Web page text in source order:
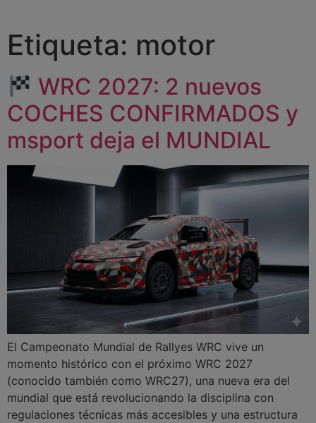
Etiqueta: motor
WRC 2027: 2 nuevos
COCHES CONFIRMADOS y
msport deja el MUNDIAL
El Campeonato Mundial de Rallyes WRC vive un
momento histórico con el próximo WRC 2027
(conocido también como WRC27), una nueva era del
mundial que está revolucionando la disciplina con
regulaciones técnicas más accesibles y una estructura